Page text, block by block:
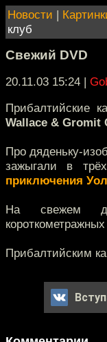
Новости |
клуб
Свежий DVD
20.11.03 15:24 |
Прибалтийские
Wallace & Gromit
Про дяденьку-
зажыгали в
приключения
На свежем
Прибалтийским